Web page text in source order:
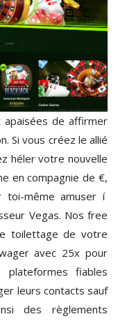
de affirmer
Si vous créez le allié
héler votre nouvelle
en compagnie de €,
toi-même amuser í
Vegas. Nos free
toilettage de votre
avec 25x pour
plateformes fiables
leurs contacts sauf
des règlements